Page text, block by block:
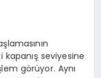
kapanış seviyesine
görüyor. Aynı